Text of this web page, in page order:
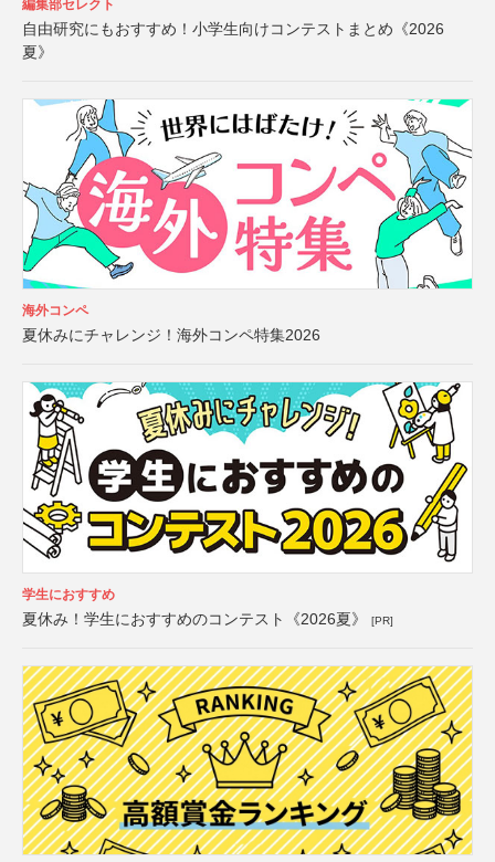
編集部セレクト
自由研究にもおすすめ！小学生向けコンテストまとめ《2026
夏》
海外コンペ
夏休みにチャレンジ！海外コンペ特集2026
学生におすすめ
夏休み！学生におすすめのコンテスト《2026夏》 [PR]